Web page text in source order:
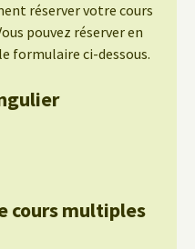
réserver votre cours
pouvez réserver en
formulaire ci-dessous.
cours multiples